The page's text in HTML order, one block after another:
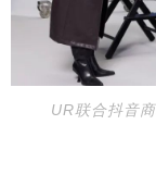
UR联合抖音